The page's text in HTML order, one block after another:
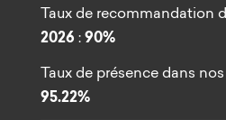
Taux de recommandation
2026 :90%
Taux de présence dans
95.22%